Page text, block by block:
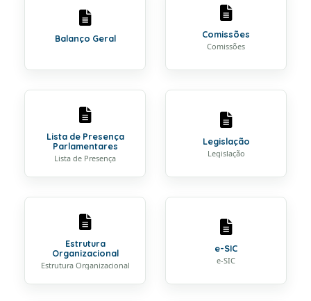
Balanço Geral
Comissões
Comissões
Lista de Presença
Parlamentares
Lista de Presença
Legislação
Legislação
Estrutura
Organizacional
Estrutura Organizacional
e-SIC
e-SIC